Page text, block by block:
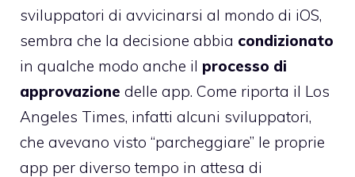
sviluppatori di avvicinarsi al mondo di iOS,
sembra che la decisione abbia condizionato
in qualche modo anche il processo di
approvazione delle app. Come riporta il Los
Angeles Times, infatti alcuni sviluppatori,
che avevano visto “parcheggiare” le proprie
app per diverso tempo in attesa di